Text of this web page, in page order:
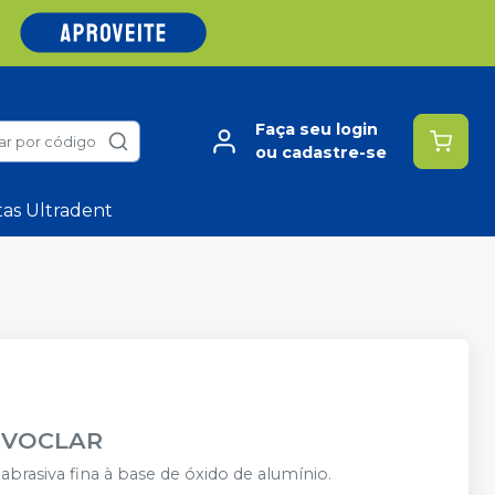
por código
Faça seu login
ou cadastre-se
Ultradent
fina à base de óxido de alumínio.